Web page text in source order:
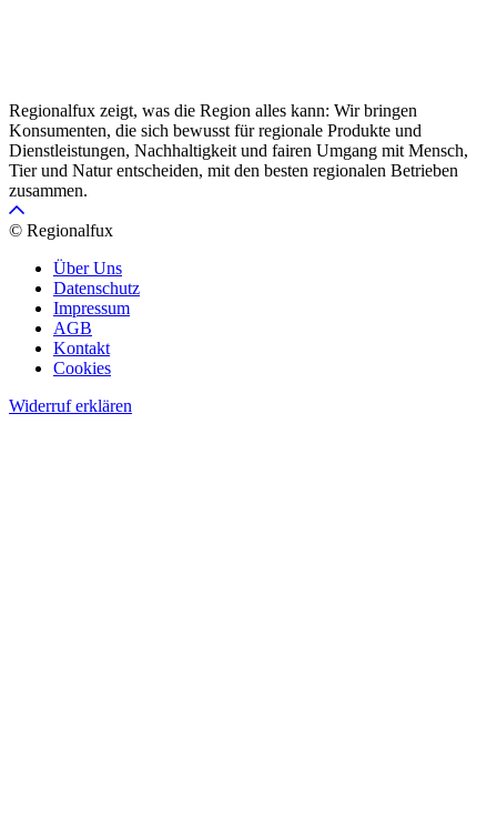
Regionalfux zeigt, was die Region alles kann: Wir bringen
Konsumenten, die sich bewusst für regionale Produkte und
Dienstleistungen, Nachhaltigkeit und fairen Umgang mit Mensch,
Tier und Natur entscheiden, mit den besten regionalen Betrieben
zusammen.
© Regionalfux
Über Uns
Datenschutz
Impressum
AGB
Kontakt
Cookies
Widerruf erklären